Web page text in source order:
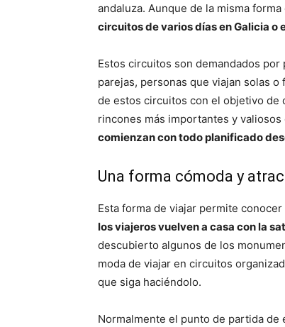
andaluza. Aunque de la misma
circuitos de varios días en Galicia o
Estos circuitos son demandados
parejas, personas que viajan solas
de estos circuitos con el objetivo de
rincones más importantes y valiosos
comienzan con todo planificado
Una forma cómoda y
Esta forma de viajar permite
los viajeros vuelven a casa con la
descubierto algunos de los
moda de viajar en circuitos
que siga haciéndolo.
Normalmente el punto de partida